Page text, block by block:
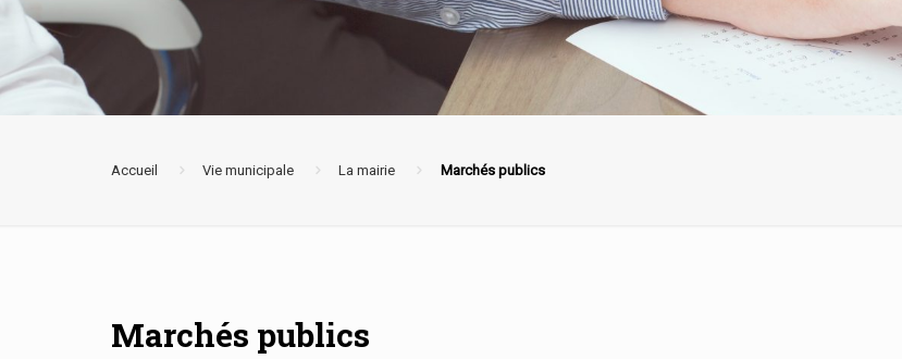
Accueil Vie municipale La mairie Marchés publics
Marchés publics